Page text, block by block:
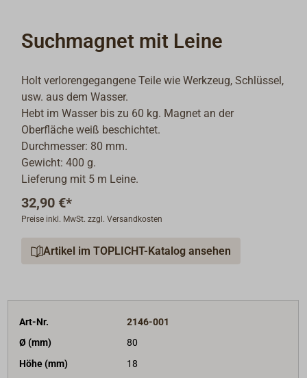
Suchmagnet mit Leine
Holt verlorengegangene Teile wie Werkzeug, Schlüssel,
usw. aus dem Wasser.
Hebt im Wasser bis zu 60 kg. Magnet an der
Oberfläche weiß beschichtet.
Durchmesser: 80 mm.
Gewicht: 400 g.
Lieferung mit 5 m Leine.
32,90 €*
Preise inkl. MwSt. zzgl. Versandkosten
Artikel im TOPLICHT-Katalog ansehen
Art-Nr.
2146-001
Ø (mm)
80
Höhe (mm)
18